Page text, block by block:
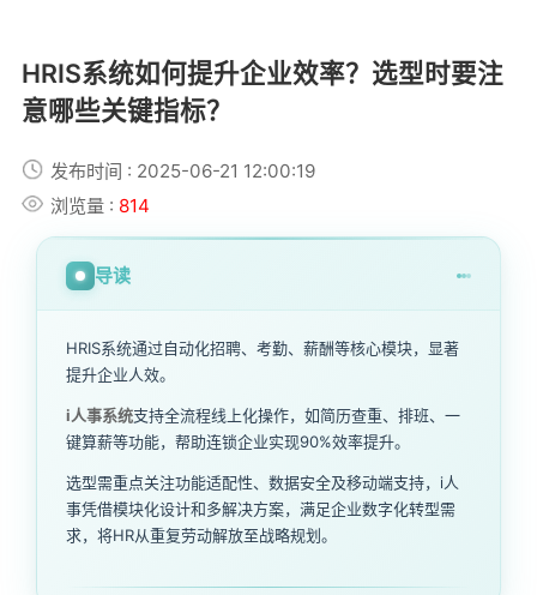
HRIS系统如何提升企业效率？选型时要注
意哪些关键指标？
发布时间 : 2025-06-21 12:00:19
浏览量 : 814
导读
HRIS系统通过自动化招聘、考勤、薪酬等核心模块，显著
提升企业人效。
i人事系统支持全流程线上化操作，如简历查重、排班、一
键算薪等功能，帮助连锁企业实现90%效率提升。
选型需重点关注功能适配性、数据安全及移动端支持，i人
事凭借模块化设计和多解决方案，满足企业数字化转型需
求，将HR从重复劳动解放至战略规划。